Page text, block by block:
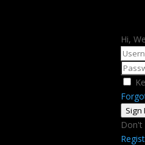
Hi,
Sign
Don't